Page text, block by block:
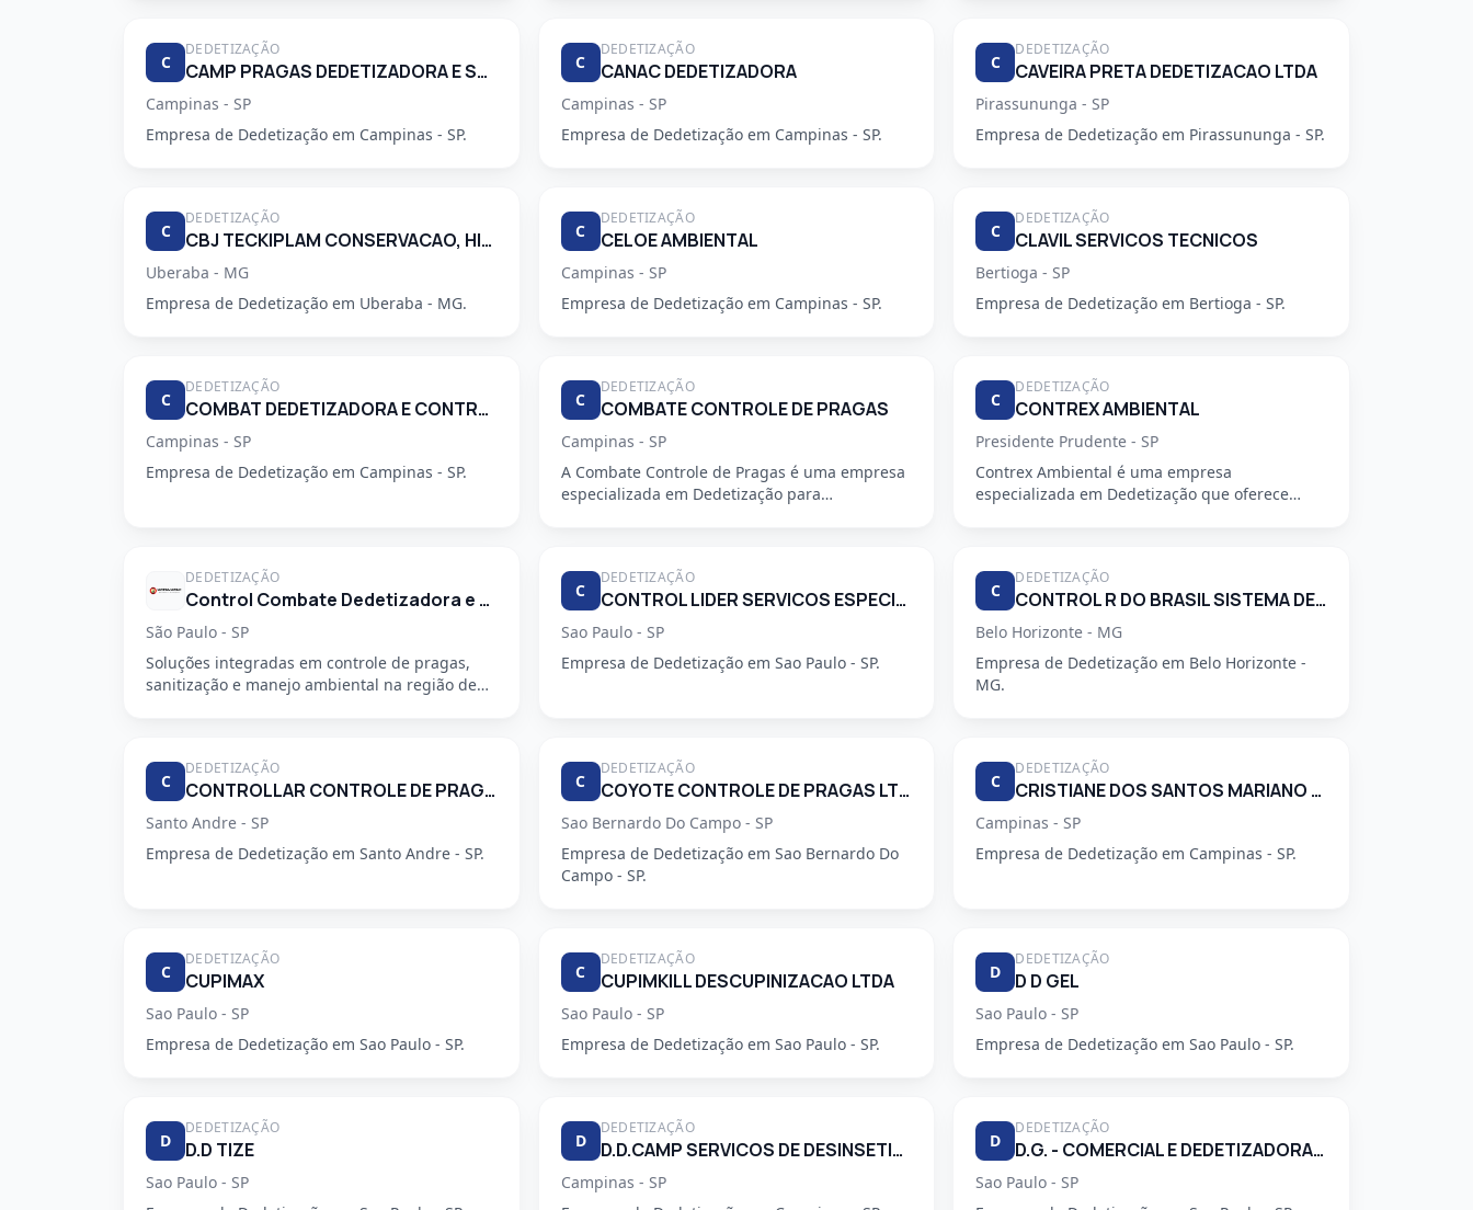
C
DEDETIZAÇÃO
CAMP PRAGAS DEDETIZADORA E SERVICOS DE LIMPEZA LTDA
Campinas - SP
Empresa de Dedetização em Campinas - SP.
C
DEDETIZAÇÃO
CANAC DEDETIZADORA
Campinas - SP
Empresa de Dedetização em Campinas - SP.
C
DEDETIZAÇÃO
CAVEIRA PRETA DEDETIZACAO LTDA
Pirassununga - SP
Empresa de Dedetização em Pirassununga - SP.
C
DEDETIZAÇÃO
CBJ TECKIPLAM CONSERVACAO, HIGIENIZACAO E LIMPEZA.
Uberaba - MG
Empresa de Dedetização em Uberaba - MG.
C
DEDETIZAÇÃO
CELOE AMBIENTAL
Campinas - SP
Empresa de Dedetização em Campinas - SP.
C
DEDETIZAÇÃO
CLAVIL SERVICOS TECNICOS
Bertioga - SP
Empresa de Dedetização em Bertioga - SP.
C
DEDETIZAÇÃO
COMBAT DEDETIZADORA E CONTROLE DE PRAGAS URBANAS
Campinas - SP
Empresa de Dedetização em Campinas - SP.
C
DEDETIZAÇÃO
COMBATE CONTROLE DE PRAGAS
Campinas - SP
A Combate Controle de Pragas é uma empresa
especializada em Dedetização para
C
DEDETIZAÇÃO
CONTREX AMBIENTAL
Presidente Prudente - SP
Contrex Ambiental é uma empresa
especializada em Dedetização que oferece
DEDETIZAÇÃO
Control Combate Dedetizadora e Desentupidora
São Paulo - SP
Soluções integradas em controle de pragas,
sanitização e manejo ambiental na região de
C
DEDETIZAÇÃO
CONTROL LIDER SERVICOS ESPECIALIZADOS LTDA
Sao Paulo - SP
Empresa de Dedetização em Sao Paulo - SP.
C
DEDETIZAÇÃO
CONTROL R DO BRASIL SISTEMA DE CONTROLE AMBIENTAL LTDA
Belo Horizonte - MG
Empresa de Dedetização em Belo Horizonte -
MG.
C
DEDETIZAÇÃO
CONTROLLAR CONTROLE DE PRAGAS URBANAS
Santo Andre - SP
Empresa de Dedetização em Santo Andre - SP.
C
DEDETIZAÇÃO
COYOTE CONTROLE DE PRAGAS LTDA
Sao Bernardo Do Campo - SP
Empresa de Dedetização em Sao Bernardo Do
Campo - SP.
C
DEDETIZAÇÃO
CRISTIANE DOS SANTOS MARIANO 34248553830
Campinas - SP
Empresa de Dedetização em Campinas - SP.
C
DEDETIZAÇÃO
CUPIMAX
Sao Paulo - SP
Empresa de Dedetização em Sao Paulo - SP.
C
DEDETIZAÇÃO
CUPIMKILL DESCUPINIZACAO LTDA
Sao Paulo - SP
Empresa de Dedetização em Sao Paulo - SP.
D
DEDETIZAÇÃO
D D GEL
Sao Paulo - SP
Empresa de Dedetização em Sao Paulo - SP.
D
DEDETIZAÇÃO
D.D TIZE
Sao Paulo - SP
D
DEDETIZAÇÃO
D.D.CAMP SERVICOS DE DESINSETIZACAO LTDA.
Campinas - SP
D
DEDETIZAÇÃO
D.G. - COMERCIAL E DEDETIZADORA GARCA LTDA
Sao Paulo - SP